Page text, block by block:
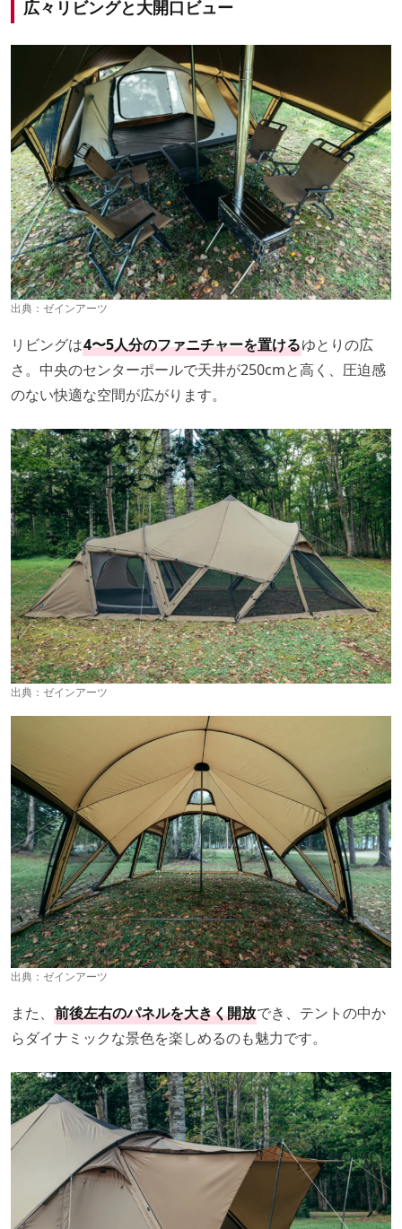
広々リビングと大開口ビュー
出典： ゼインアーツ
リビングは4〜5人分のファニチャーを置けるゆとりの広
さ。中央のセンターポールで天井が250cmと高く、圧迫感
のない快適な空間が広がります。
出典： ゼインアーツ
出典： ゼインアーツ
また、 前後左右のパネルを大きく開放でき、テントの中か
らダイナミックな景色を楽しめるのも魅力です。